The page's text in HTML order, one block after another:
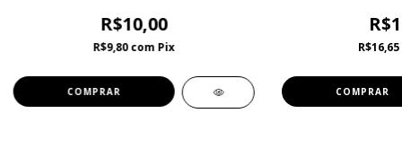
R$10,00
R$9,80com Pix R$16,65